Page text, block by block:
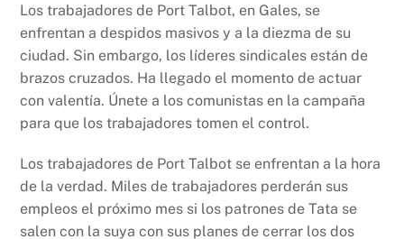
c
e
b
o
o
k
at
s
A
p
p
nt p
y
Li
n
k
Los trabajadores de Port Talbot, en Gales, se
enfrentan a despidos masivos y a la diezma de su
ciudad. Sin embargo, los líderes sindicales están de
brazos cruzados. Ha llegado el momento de actuar
con valentía. Únete a los comunistas en la campaña
para que los trabajadores tomen el control.
Los trabajadores de Port Talbot se enfrentan a la hora
de la verdad. Miles de trabajadores perderán sus
empleos el próximo mes si los patrones de Tata se
salen con la suya con sus planes de cerrar los dos